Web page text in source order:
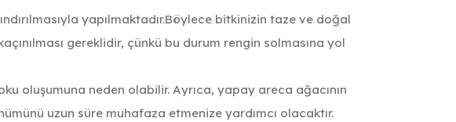
yapılmaktadır.Böylece bitkinizin taze ve doğal
gereklidir, çünkü bu durum rengin solmasına yol
oluşumuna neden olabilir. Ayrıca, yapay areca ağacının
uzun süre muhafaza etmenize yardımcı olacaktır.